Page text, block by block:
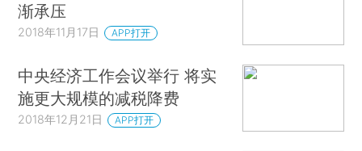
渐承压
2018年11月17日 APP打开
中央经济工作会议举行 将实
施更大规模的减税降费
2018年12月21日 APP打开